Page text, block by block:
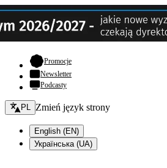
Promocje- otwiera się w nowej karcie
Newsletter
Podcasty
Zmień język - bieżący:
PL Zmień język strony
English (EN)
Українська (UA)